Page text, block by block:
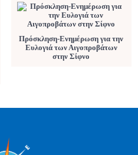
Πρόσκληση-Ενημέρωση για την
Ευλογιά των Αιγοπροβάτων
στην Σίφνο